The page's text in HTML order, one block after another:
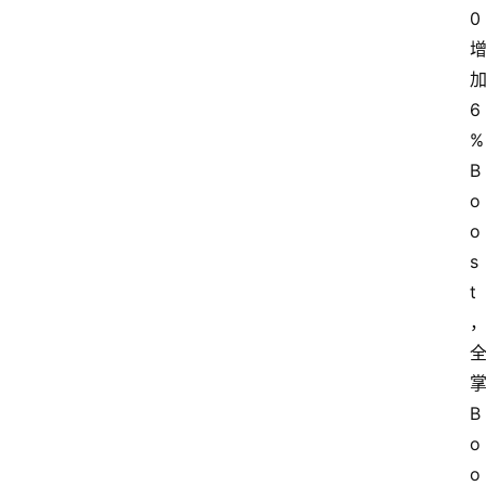
0
增
加
6
%
B
o
o
s
t
，
全
掌
B
o
o